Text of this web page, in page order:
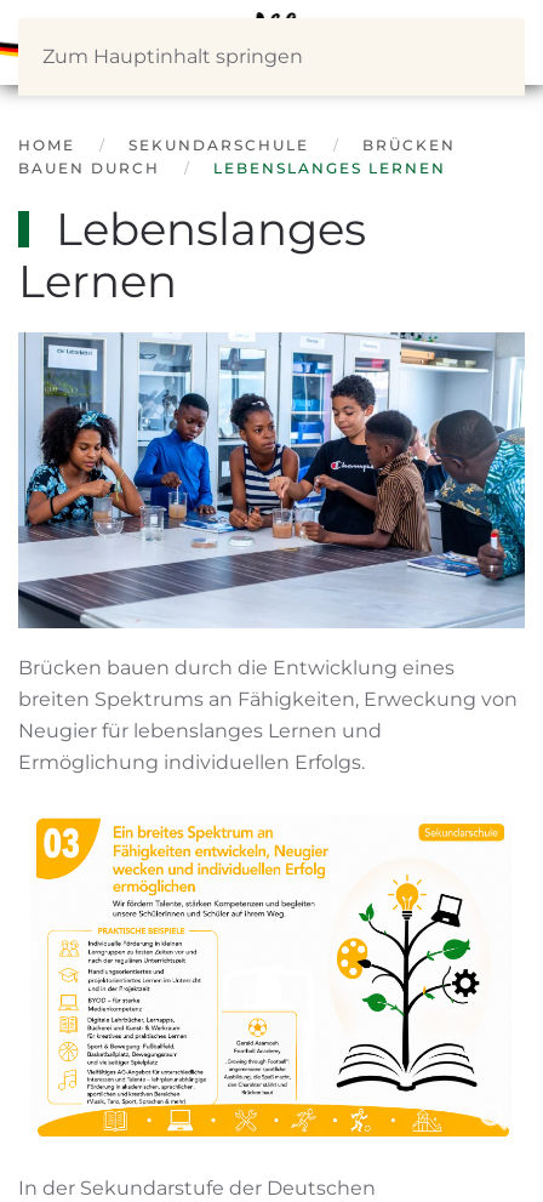
Zum Hauptinhalt springen
HOME SEKUNDARSCHULE
BRÜCKEN
BAUEN DURCH
LEBENSLANGES LERNEN
Lebenslanges
Lernen
Brücken bauen durch die Entwicklung eines
breiten Spektrums an Fähigkeiten, Erweckung von
Neugier für lebenslanges Lernen und
Ermöglichung individuellen Erfolgs.
In der Sekundarstufe der Deutschen